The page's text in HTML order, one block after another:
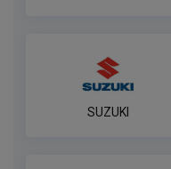
SUZUKI